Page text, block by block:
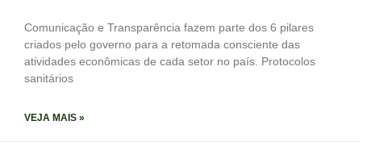
Comunicação e Transparência fazem parte dos 6 pilares
criados pelo governo para a retomada consciente das
atividades econômicas de cada setor no país. Protocolos
sanitários
VEJA MAIS »